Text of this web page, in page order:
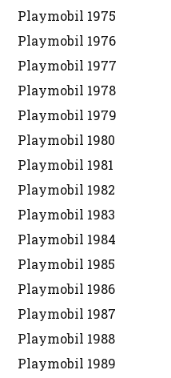
Playmobil 1975
Playmobil 1976
Playmobil 1977
Playmobil 1978
Playmobil 1979
Playmobil 1980
Playmobil 1981
Playmobil 1982
Playmobil 1983
Playmobil 1984
Playmobil 1985
Playmobil 1986
Playmobil 1987
Playmobil 1988
Playmobil 1989